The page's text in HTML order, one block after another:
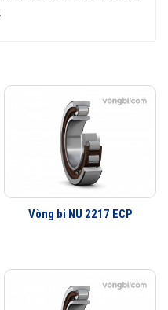
Vòng bi NU 2217 ECP